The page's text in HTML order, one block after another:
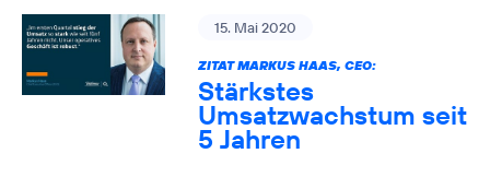
15. Mai 2020
ZITAT MARKUS HAAS, CEO:
Stärkstes
Umsatzwachstum seit
5 Jahren